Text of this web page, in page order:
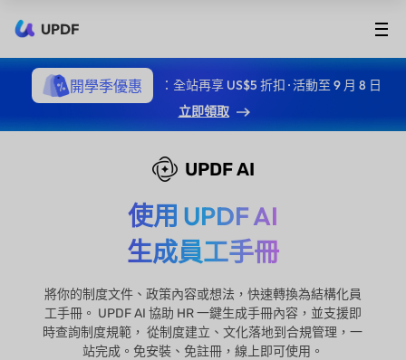
UPDF
開學季優惠
：全站再享 US$5 折扣 · 活動至 9 月 8 日
立即領取
UPDF AI
使用 UPDF AI
生成員工手冊
將你的制度文件、政策內容或想法，快速轉換為結構化員
工手冊。 UPDF AI 協助 HR 一鍵生成手冊內容，並支援即
時查詢制度規範， 從制度建立、文化落地到合規管理，一
站完成。免安裝、免註冊，線上即可使用。